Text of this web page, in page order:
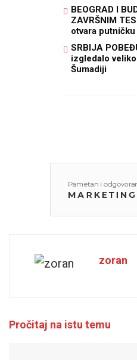
BEOGRAD I
ZAVRŠNIM
otvara
SRBIJA
izgledalo
Šumadiji
zoran
Pročitaj na istu temu